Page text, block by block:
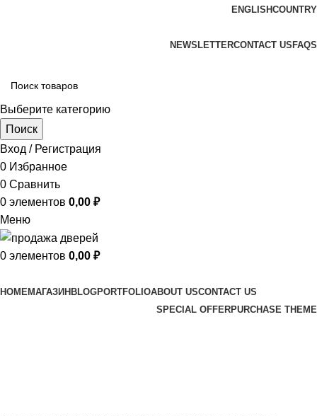
ENGLISHCOUNTRY
NEWSLETTERCONTACT US FAQS
Выберите категорию
Поиск
Вход / Регистрация
0 Избранное
0 Сравнить
0 элементов 0,00 ₽
Меню
0 элементов 0,00 ₽
HOMEМАГАЗИН BLOGPORTFOLIOABOUT USCONTACT US
SPECIAL OFFERPURCHASE THEME